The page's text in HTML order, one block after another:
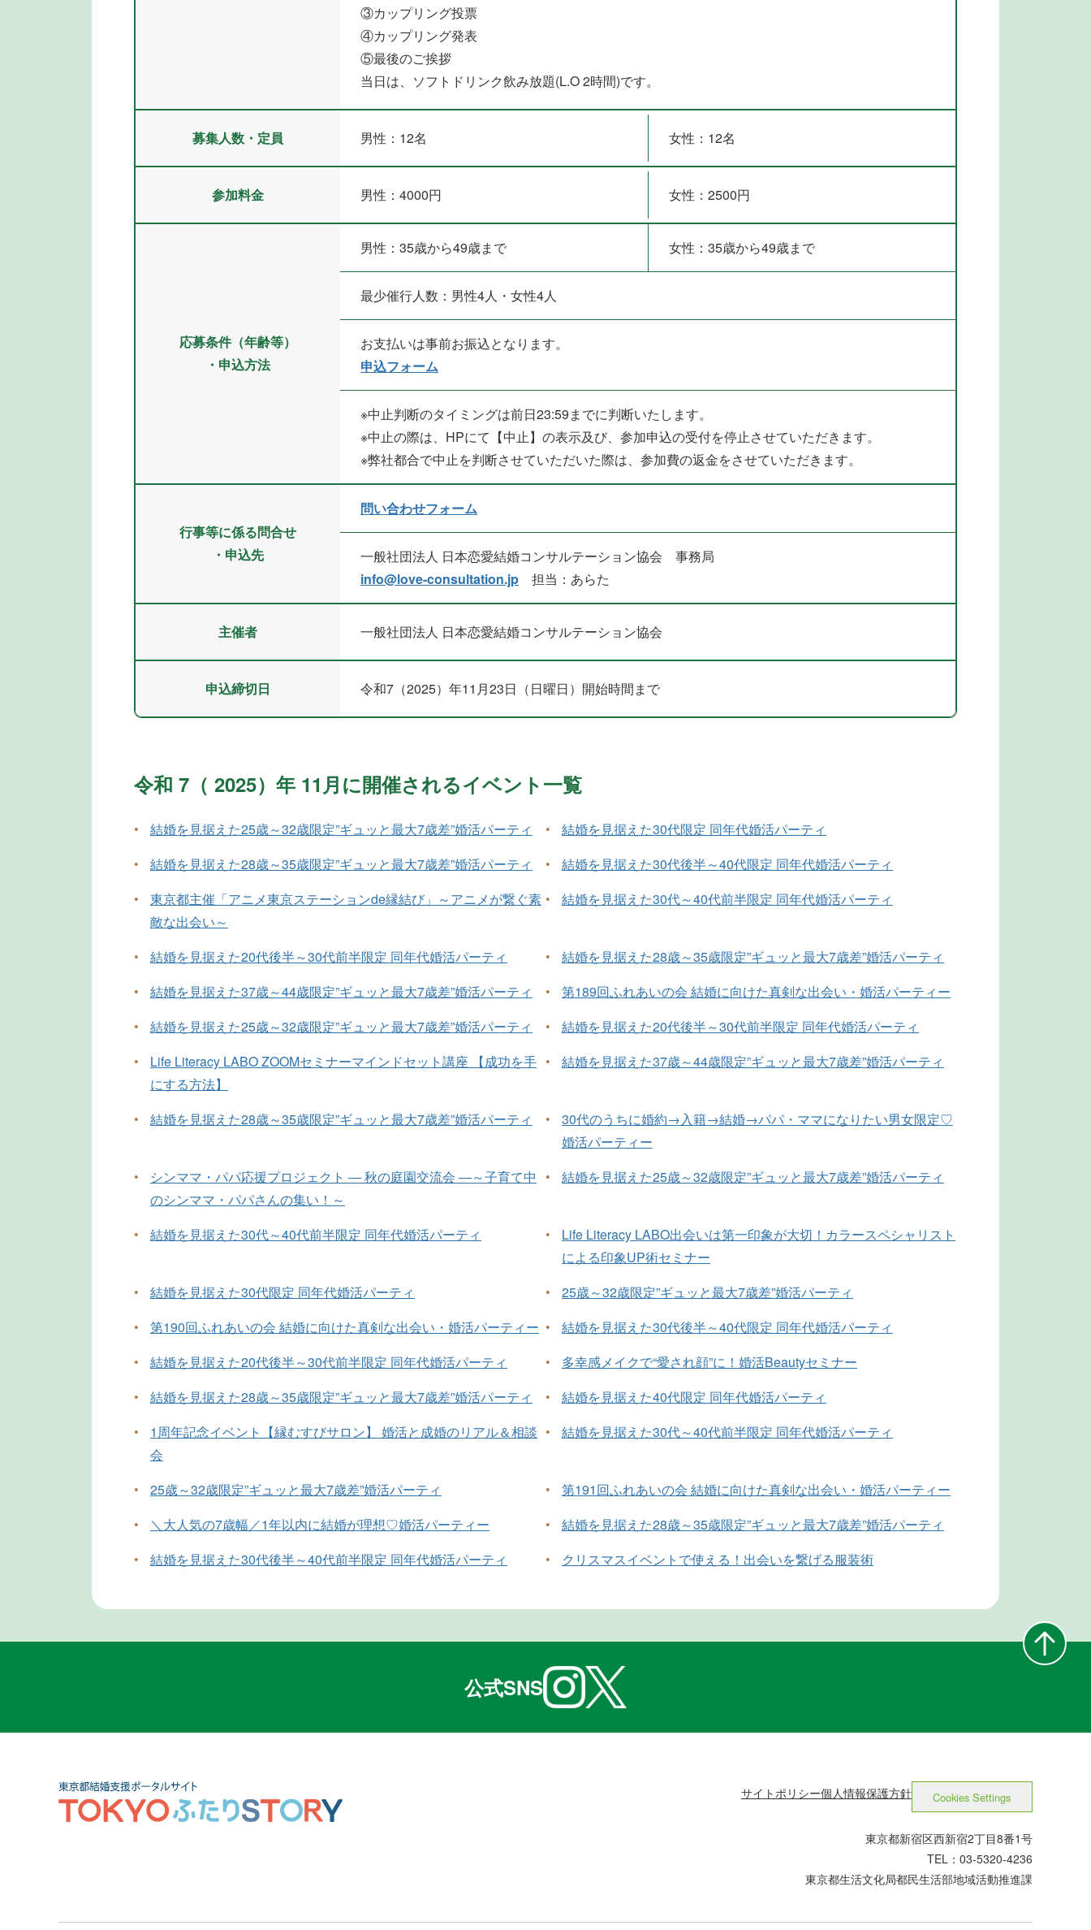
③カップリング投票
④カップリング発表
⑤最後のご挨拶
当日は、ソフトドリンク飲み放題(L.O 2時間)です。
募集人数・定員 男性：12名 女性：12名
参加料金 男性：4000円 女性：2500円
応募条件（年齢等）
・申込方法
男性：35歳から49歳まで 女性：35歳から49歳まで
最少催行人数：男性4人・女性4人
お支払いは事前お振込となります。
申込フォーム
※中止判断のタイミングは前日23:59までに判断いたします。
※中止の際は、HPにて【中止】の表示及び、参加申込の受付を停止させていただきます。
※弊社都合で中止を判断させていただいた際は、参加費の返金をさせていただきます。
行事等に係る問合せ
・申込先
問い合わせフォーム
一般社団法人 日本恋愛結婚コンサルテーション協会 事務局
info@love-consultation.jp 担当：あらた
主催者 一般社団法人 日本恋愛結婚コンサルテーション協会
申込締切日 令和7（2025）年11月23日（日曜日）開始時間まで
令和 7（ 2025）年 11月に開催されるイベント一覧
• 結婚を見据えた25歳～32歳限定”ギュッと最大7歳差”婚活パーティ •
結婚を見据えた30代限定 同年代婚活パーティ
•
結婚を見据えた28歳～35歳限定”ギュッと最大7歳差”婚活パーティ •
結婚を見据えた30代後半～40代限定 同年代婚活パーティ
•
東京都主催「アニメ東京ステーションde縁結び」～アニメが繋ぐ素
敵な出会い～
• 結婚を見据えた30代～40代前半限定 同年代婚活パーティ
• 結婚を見据えた20代後半～30代前半限定 同年代婚活パーティ •
結婚を見据えた28歳～35歳限定”ギュッと最大7歳差”婚活パーティ
•
結婚を見据えた37歳～44歳限定”ギュッと最大7歳差”婚活パーティ •
第189回ふれあいの会 結婚に向けた真剣な出会い・婚活パーティー
•
結婚を見据えた25歳～32歳限定”ギュッと最大7歳差”婚活パーティ •
結婚を見据えた20代後半～30代前半限定 同年代婚活パーティ
•
Life Literacy LABO ZOOMセミナーマインドセット講座 【成功を手
にする方法】
• 結婚を見据えた37歳～44歳限定”ギュッと最大7歳差”婚活パーティ
• 結婚を見据えた28歳～35歳限定”ギュッと最大7歳差”婚活パーティ •
30代のうちに婚約→入籍→結婚→パパ・ママになりたい男女限定♡
婚活パーティー
•
シンママ・パパ応援プロジェクト ― 秋の庭園交流会 ―～子育て中
のシンママ・パパさんの集い！～
• 結婚を見据えた25歳～32歳限定”ギュッと最大7歳差”婚活パーティ
• 結婚を見据えた30代～40代前半限定 同年代婚活パーティ •
Life Literacy LABO出会いは第一印象が大切！カラースペシャリスト
による印象UP術セミナー
•
結婚を見据えた30代限定 同年代婚活パーティ •
25歳～32歳限定”ギュッと最大7歳差”婚活パーティ
•
第190回ふれあいの会 結婚に向けた真剣な出会い・婚活パーティー •
結婚を見据えた30代後半～40代限定 同年代婚活パーティ
•
結婚を見据えた20代後半～30代前半限定 同年代婚活パーティ •
多幸感メイクで“愛され顔”に！婚活Beautyセミナー
•
結婚を見据えた28歳～35歳限定”ギュッと最大7歳差”婚活パーティ •
結婚を見据えた40代限定 同年代婚活パーティ
•
1周年記念イベント【縁むすびサロン】 婚活と成婚のリアル＆相談
会
• 結婚を見据えた30代～40代前半限定 同年代婚活パーティ
• 25歳～32歳限定”ギュッと最大7歳差”婚活パーティ •
第191回ふれあいの会 結婚に向けた真剣な出会い・婚活パーティー
•
＼大人気の7歳幅／1年以内に結婚が理想♡婚活パーティー •
結婚を見据えた28歳～35歳限定”ギュッと最大7歳差”婚活パーティ
•
結婚を見据えた30代後半～40代前半限定 同年代婚活パーティ • クリスマスイベントで使える！出会いを繋げる服装術
公式SNS
サイトポリシー個人情報保護方針 Cookies Settings
東京都新宿区西新宿2丁目8番1号
TEL：03-5320-4236
東京都生活文化局都民生活部地域活動推進課